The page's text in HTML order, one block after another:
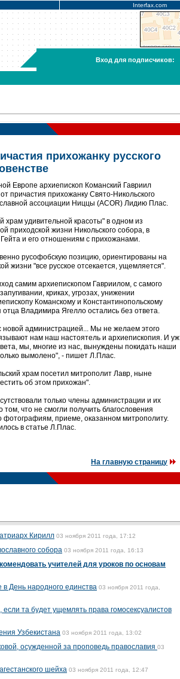
Interfax.com
Вход для подписчиков:
прихожанку русского
Европе архиепископ Команский Гавриил
причастия прихожанку Свято-Никольского
ассоциации Ниццы (ACOR) Лидию Плас.
храм удивительной красоты" в одном из
приходской жизни Никольского собора, в
и его отношениям с прихожанами.
русофобскую позицию, ориентированы на
жизни "все русское отсекается, ущемляется".
самим архиепископом Гавриилом, с самого
криках, угрозах, унижении
Команскому и Константинопольскому
Владимира Ягелло остались без ответа.
администрацией... Мы не желаем этого
нам наш настоятель и архиепископия. И уж
мы, многие из нас, вынуждены покидать наши
вымолено", - пишет Л.Плас.
храм посетил митрополит Лавр, ныне
об этом прихожан".
только члены администрации и их
что не смогли получить благословения
фотографиям, приеме, оказанном митрополиту.
в статье Л.Плас.
На главную страницу
Кирилл 03 ноября 2011 года, 17:12
собора 03 ноября 2011 года, 16:13
учителей для уроков по основам
День народного единства 03 ноября 2011 года,
та будет ущемлять права гомосексуалистов
Узбекистана 03 ноября 2011 года, 13:02
осужденной за проповедь православия 03
шейха 03 ноября 2011 года, 12:47